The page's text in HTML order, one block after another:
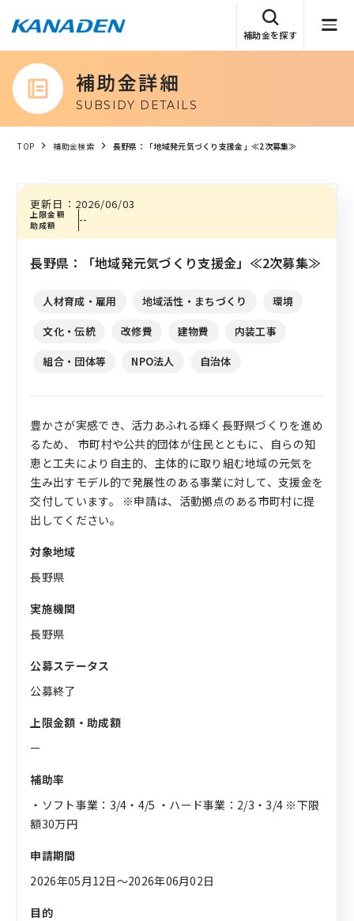
補助金を探す
補助金詳細
SUBSIDY DETAILS
TOP 補助金検索 長野県：「地域発元気づくり支援金」≪2次募集≫
上限金額
助成額
--
更新日： 2026/06/03
長野県：「地域発元気づくり支援金」≪2次募集≫
人材育成・雇用 地域活性・まちづくり
環境
文化・伝統
改修費 建物費
内装工事
組合・団体等
NPO法人 自治体
豊かさが実感でき、活力あふれる輝く長野県づくりを進め
るため、 市町村や公共的団体が住民とともに、自らの知
恵と工夫により自主的、主体的に取り組む地域の元気を
生み出すモデル的で発展性のある事業に対して、支援金を
交付しています。 ※申請は、活動拠点のある市町村に提
出してください。
対象地域
長野県
実施機関
長野県
公募ステータス
公募終了
上限金額・助成額
ー
補助率
・ソフト事業：3/4・4/5 ・ハード事業：2/3・3/4 ※下限
額30万円
申請期間
2026年05月12日〜2026年06月02日
目的